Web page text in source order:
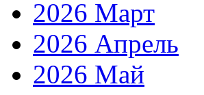
2026 Март
2026 Апрель
2026 Май